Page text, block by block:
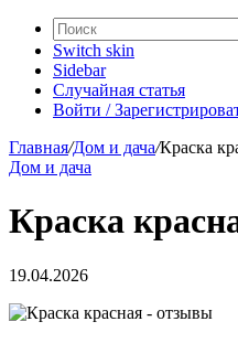
Switch skin
Sidebar
Случайная статья
Войти /
Главная/Дом и дача/Краска
Дом и дача
Краска
19.04.2026